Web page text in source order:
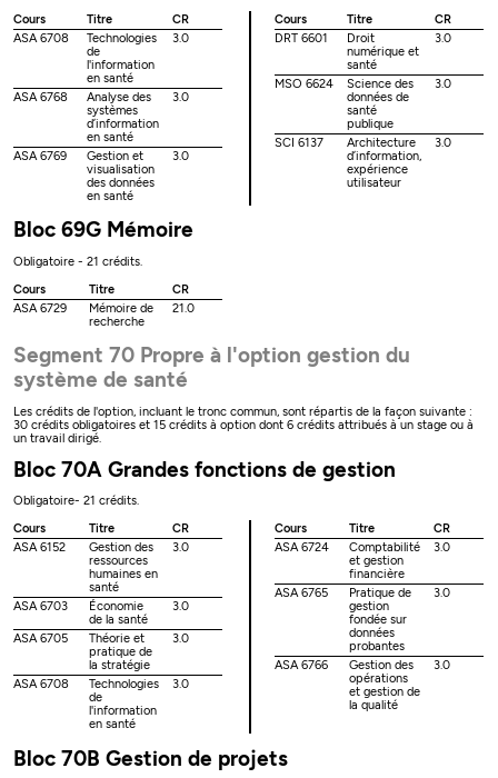
Cours
Titre
CR
ASA 6708
Technologies
de
l'information
en santé
3.0
ASA 6768
Analyse des
systèmes
d’information
en santé
3.0
ASA 6769
Gestion et
visualisation
des données
en santé
3.0
Cours Titre
CR
DRT 6601
Droit
numérique et
santé
3.0
MSO 6624
Science des
données de
santé
publique
3.0
SCI 6137
Architecture
d’information,
expérience
utilisateur
3.0
Bloc 69G Mémoire
Obligatoire - 21 crédits.
Cours
Titre
CR
ASA 6729
Mémoire de
recherche
21.0
Segment 70 Propre à l'option gestion du
système de santé
Les crédits de l'option, incluant le tronc commun, sont répartis de la façon suivante :
30 crédits obligatoires et 15 crédits à option dont 6 crédits attribués à un stage ou à
un travail dirigé.
Bloc 70A Grandes fonctions de gestion
Obligatoire- 21 crédits.
Cours
Titre
CR
ASA 6152
Gestion des
ressources
humaines en
santé
3.0
ASA 6703
Économie
de la santé
3.0
ASA 6705
Théorie et
pratique de
la stratégie
3.0
ASA 6708
Technologies
de
l'information
en santé
3.0
Cours Titre
CR
ASA 6724
Comptabilité
et gestion
financière
3.0
ASA 6765
Pratique de
gestion
fondée sur
données
probantes
3.0
ASA 6766
Gestion des
opérations
et gestion de
la qualité
3.0
Bloc 70B Gestion de projets